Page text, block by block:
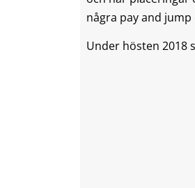
några pay and
Under hösten 2018